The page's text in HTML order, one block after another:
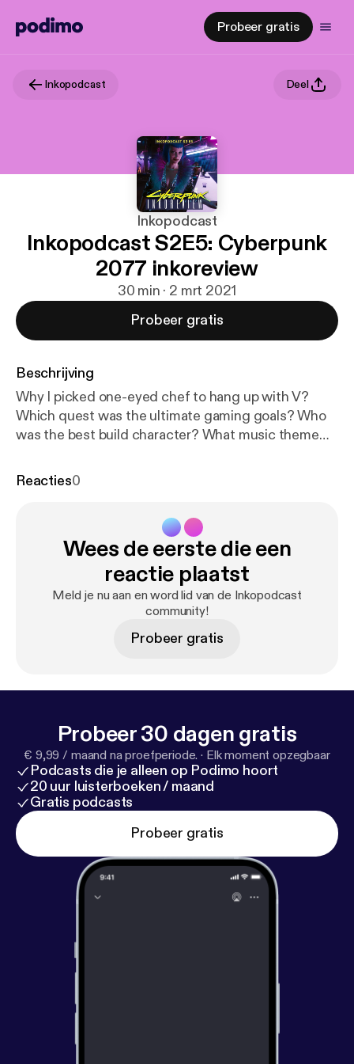
Probeer gratis
Inkopodcast Deel
Inkopodcast
Inkopodcast S2E5: Cyberpunk
2077 inkoreview
30 min · 2 mrt 2021
Probeer gratis
Beschrijving
Why I picked one-eyed chef to hang up with V?
Which quest was the ultimate gaming goals? Who
was the best build character? What music theme
this and many many more awaits you in this one
walkthrough of Cyberpunk 2077 game. Enjoy!
Reacties0
Wees de eerste die een
reactie plaatst
Meld je nu aan en word lid van de Inkopodcast
community!
Probeer gratis
Probeer 30 dagen gratis
€ 9,99 / maand na proefperiode. · Elk moment opzegbaar
Podcasts die je alleen op Podimo hoort
20 uur luisterboeken / maand
Gratis podcasts
Probeer gratis